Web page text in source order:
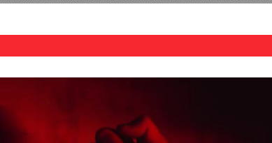
കിറ്റുകൾ വിതരണം ചെയ്തു
സർക്കാരിന്റെ അനാസ്ഥയുടെ ഫലം;
കൂ​ട്ടി​യി​ടി​ച്ച് അ​പ​ക​ടം; ദ​മ്പ​തി​ക​ൾ​ക്ക് പ​രി​ക്ക്